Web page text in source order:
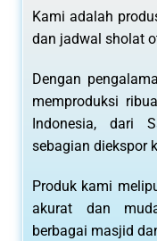
Kami adalah
dan jadwal sholat
Dengan
memproduksi
Indonesia, dari
sebagian diekspor
Produk kami
akurat dan
berbagai masjid